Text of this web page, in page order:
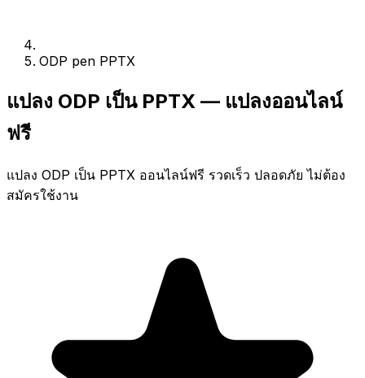
ODP pen PPTX
แปลง ODP เป็น PPTX — แปลงออนไลน์
ฟรี
แปลง ODP เป็น PPTX ออนไลน์ฟรี รวดเร็ว ปลอดภัย ไม่ต้อง
สมัครใช้งาน